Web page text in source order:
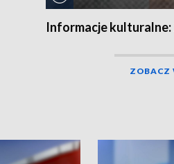
Informacje kulturalne:
ZOBACZ